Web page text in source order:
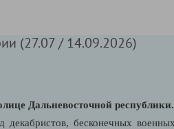
(27.07 / 14.09.2026)
Дальневосточной республики.
декабристов, бесконечных